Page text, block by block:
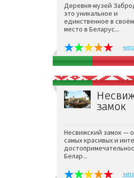
Деревня-музей
это уникальное и
единственное в
место в Беларус...
замок
Несвижский замок —
самых красивых и
Белар...